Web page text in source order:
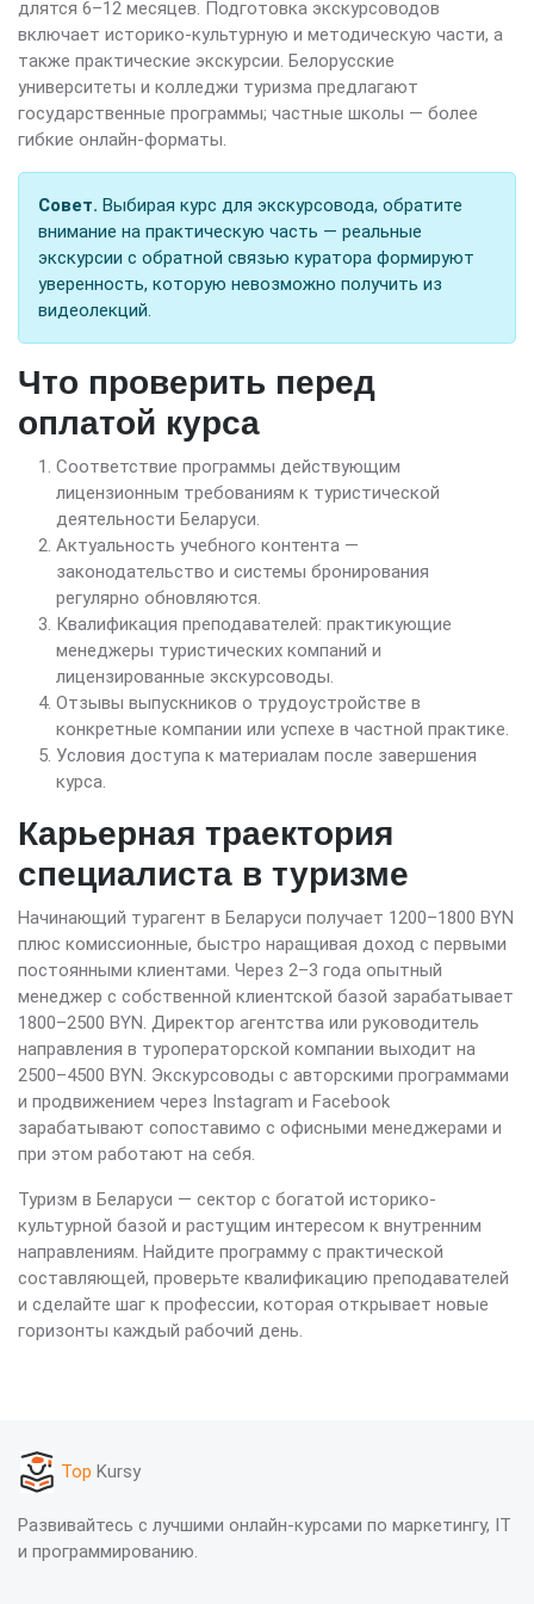
длятся 6–12 месяцев. Подготовка экскурсоводов
включает историко-культурную и методическую части, а
также практические экскурсии. Белорусские
университеты и колледжи туризма предлагают
государственные программы; частные школы — более
гибкие онлайн-форматы.
Совет. Выбирая курс для экскурсовода, обратите
внимание на практическую часть — реальные
экскурсии с обратной связью куратора формируют
уверенность, которую невозможно получить из
видеолекций.
Что проверить перед
оплатой курса
Соответствие программы действующим
лицензионным требованиям к туристической
деятельности Беларуси.
Актуальность учебного контента —
законодательство и системы бронирования
регулярно обновляются.
Квалификация преподавателей: практикующие
менеджеры туристических компаний и
лицензированные экскурсоводы.
Отзывы выпускников о трудоустройстве в
конкретные компании или успехе в частной практике.
Условия доступа к материалам после завершения
курса.
Карьерная траектория
специалиста в туризме
Начинающий турагент в Беларуси получает 1200–1800 BYN
плюс комиссионные, быстро наращивая доход с первыми
постоянными клиентами. Через 2–3 года опытный
менеджер с собственной клиентской базой зарабатывает
1800–2500 BYN. Директор агентства или руководитель
направления в туроператорской компании выходит на
2500–4500 BYN. Экскурсоводы с авторскими программами
и продвижением через Instagram и Facebook
зарабатывают сопоставимо с офисными менеджерами и
при этом работают на себя.
Туризм в Беларуси — сектор с богатой историко-
культурной базой и растущим интересом к внутренним
направлениям. Найдите программу с практической
составляющей, проверьте квалификацию преподавателей
и сделайте шаг к профессии, которая открывает новые
горизонты каждый рабочий день.
Top Kursy
Развивайтесь с лучшими онлайн-курсами по маркетингу, IT
и программированию.